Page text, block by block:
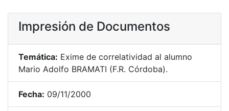
Impresión de Documentos
Temática: Exime de correlatividad al alumno
Mario Adolfo BRAMATI (F.R. Córdoba).
Fecha: 09/11/2000